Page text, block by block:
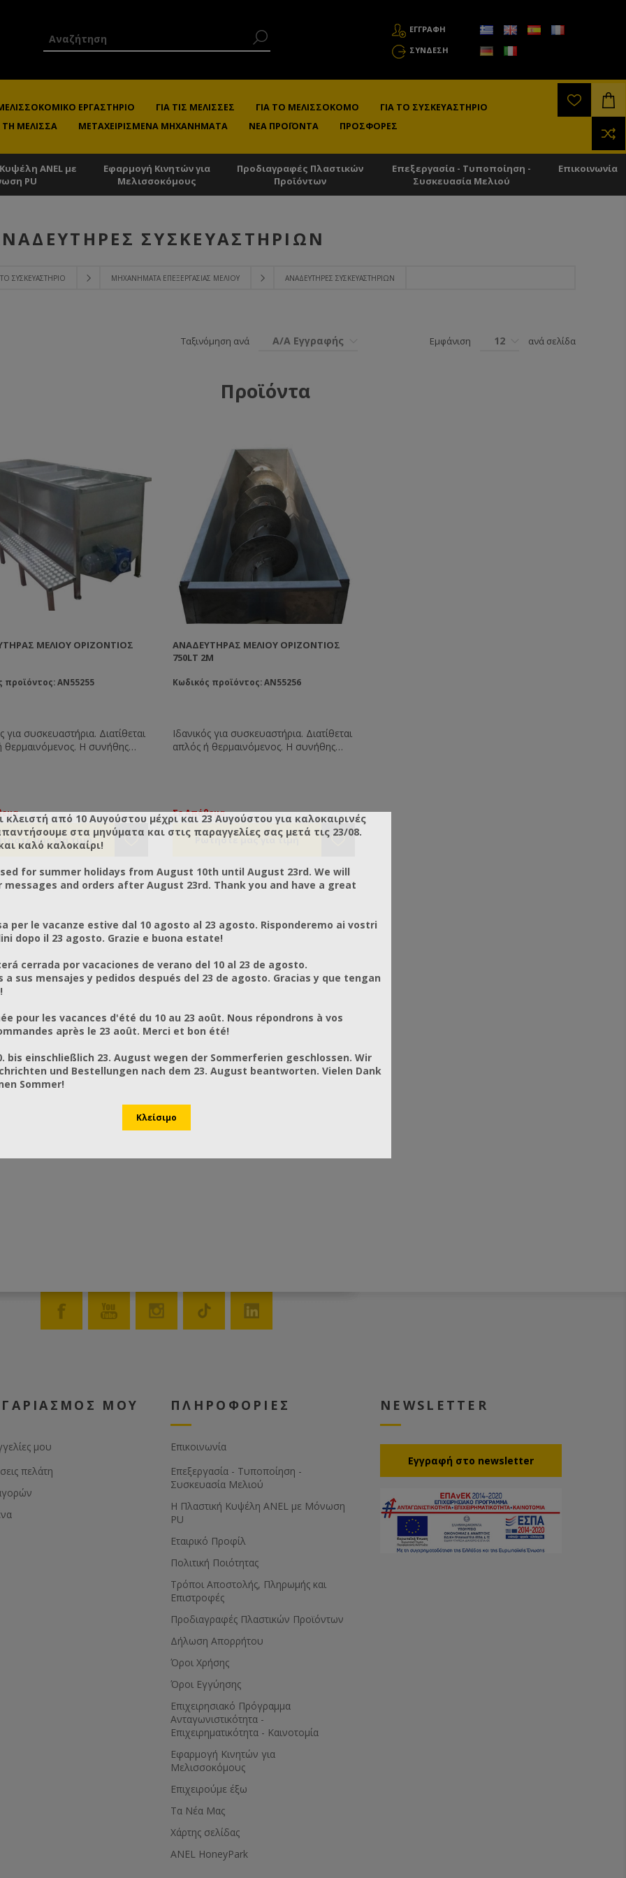
ΕΓΓΡΑΦΗ
ΣΎΝΔΕΣΗ
ΕΡΓΑΣΤΉΡΙΟ ΓΙΑ ΤΙΣ ΜΈΛΙΣΣΕΣ ΓΙΑ ΤΟ ΜΕΛΙΣΣΟΚΌΜΟ
ΓΙΑ ΤΟ ΣΥΣΚΕΥΑΣΤΉΡΙΟ
ΜΈΛΙΣΣΑ
ΜΕΤΑΧΕΙΡΙΣΜΈΝΑ ΜΗΧΑΝΉΜΑΤΑ ΝΈΑ ΠΡΟΪΌΝΤΑ ΠΡΟΣΦΟΡΈΣ
ANEL με
PU
Εφαρμογή Κινητών για
Μελισσοκόμους
Προδιαγραφές Πλαστικών
Προϊόντων
Επεξεργασία - Τυποποίηση -
Συσκευασία Μελιού
Επικοινωνία
ΤΟ ΣΥΣΚΕΥΑΣΤΉΡΙΟ ΜΗΧΑΝΉΜΑΤΑ ΕΠΕΞΕΡΓΑΣΊΑΣ ΜΕΛΙΟΎ ΑΝΑΔΕΥΤΉΡΕΣ ΣΥΣΚΕΥΑΣΤΗΡΊΩΝ
ΣΥΣΚΕΥΑΣΤΗΡΊΩΝ
Ταξινόμηση ανά Α/Α Εγγραφής Εμφάνιση 12 ανά σελίδα
Προϊόντα
ΜΕΛΙΟΎ ΟΡΙΖΌΝΤΙΟΣ
προϊόντος: AN55255
για συσκευαστήρια. Διατίθεται
θερμαινόμενος. Η συνήθης
ΑΝΑΔΕΥΤΉΡΑΣ ΜΕΛΙΟΎ ΟΡΙΖΌΝΤΙΟΣ
750LT 2M
Κωδικός προϊόντος: AN55256
Ιδανικός για συσκευαστήρια. Διατίθεται
απλός ή θερμαινόμενος. Η συνήθης
140rpm.
Σε Απόθεμα
ΜΟΥ
μου
πελάτη
ΠΛΗΡΟΦΟΡΙΕΣ
Επικοινωνία
Επεξεργασία - Τυποποίηση -
Συσκευασία Μελιού
Η Πλαστική Κυψέλη ANEL με Μόνωση
PU
Εταιρικό Προφίλ
Πολιτική Ποιότητας
Τρόποι Αποστολής, Πληρωμής και
Επιστροφές
Προδιαγραφές Πλαστικών Προϊόντων
Δήλωση Απορρήτου
Όροι Χρήσης
Όροι Εγγύησης
Eπιχειρησιακό Πρόγραμμα
Ανταγωνιστικότητα -
Επιχειρηματικότητα - Καινοτομία
Εφαρμογή Κινητών για
Μελισσοκόμους
Επιχειρούμε έξω
Τα Νέα Μας
Χάρτης σελίδας
ANEL HoneyPark
NEWSLETTER
Eγγραφή στο newsletter
κλειστή από 10 Αυγούστου μέχρι και 23 Αυγούστου για καλοκαιρινές
στα μηνύματα και στις παραγγελίες σας μετά τις 23/08.
καλό καλοκαίρι!
for summer holidays from August 10th until August 23rd. We will
messages and orders after August 23rd. Thank you and have a great
per le vacanze estive dal 10 agosto al 23 agosto. Risponderemo ai vostri
dopo il 23 agosto. Grazie e buona estate!
cerrada por vacaciones de verano del 10 al 23 de agosto.
a sus mensajes y pedidos después del 23 de agosto. Gracias y que tengan
pour les vacances d'été du 10 au 23 août. Nous répondrons à vos
après le 23 août. Merci et bon été!
bis einschließlich 23. August wegen der Sommerferien geschlossen. Wir
und Bestellungen nach dem 23. August beantworten. Vielen Dank
Sommer!